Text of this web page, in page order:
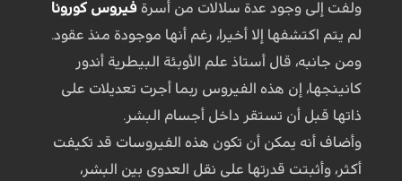
ولفت إلى وجود عدة سلالات من أسرة فيروس كورونا
لم يتم اكتشفها إلا أخيرا، رغم أنها موجودة منذ عقود.
ومن جانبه، قال أستاذ علم الأوبئة البيطرية أندور
كانينجها، إن هذه الفيروس ربما أجرت تعديلات على
ذاتها قبل أن تستقر داخل أجسام البشر.
وأضاف أنه يمكن أن تكون هذه الفيروسات قد تكيفت
أكثر، وأثبتت قدرتها على نقل العدوى بين البشر،